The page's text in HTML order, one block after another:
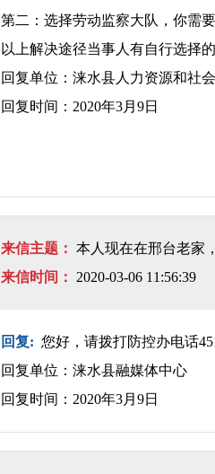
第二：选择劳动监察大队，你需
以上解决途径当事人有自行选择的
回复单位：涞水县人力资源和社
回复时间：2020年3月9日
来信主题： 本人现在在邢台老家
来信时间：
2020-03-06 11:56:39
回复: 您好，请拨打防控办电话
回复单位：涞水县融媒体中心
回复时间：2020年3月9日